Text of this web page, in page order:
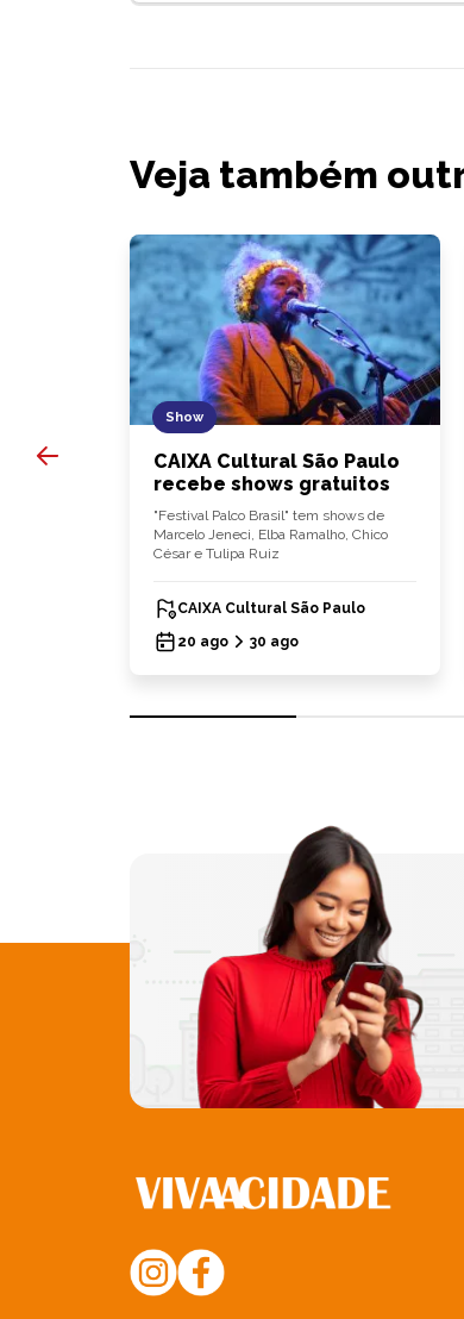
Veja também
Show
CAIXA Cultural São Paulo
recebe shows gratuitos
"Festival Palco Brasil" tem shows de
Marcelo Jeneci, Elba Ramalho, Chico
César e Tulipa Ruiz
CAIXA Cultural São Paulo
20 ago
30 ago